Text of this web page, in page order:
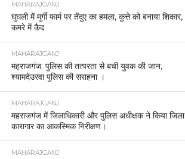
MAHARAJGANJ
घुघली में मुर्गी फार्म पर तेंदुए का हमला, कुत्ते को बनाया शिकार,
कमरे में कैद
MAHARAJGANJ
महराजगंज: पुलिस की तत्परता से बची युवक की जान,
श्यामदेउरवा पुलिस की सराहना ।
MAHARAJGANJ
महराजगंज में जिलाधिकारी और पुलिस अधीक्षक ने किया जिला
कारागार का आकस्मिक निरीक्षण।
MAHARAJGANJ